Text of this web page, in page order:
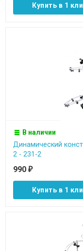
Купить в 1
В наличии
Динамический
2 - 231-2
990 ₽
Купить в 1